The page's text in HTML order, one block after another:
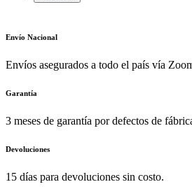
Envío Nacional
Envíos asegurados a todo el país vía
Garantía
3 meses de garantía por defectos de
Devoluciones
15 días para devoluciones sin costo.